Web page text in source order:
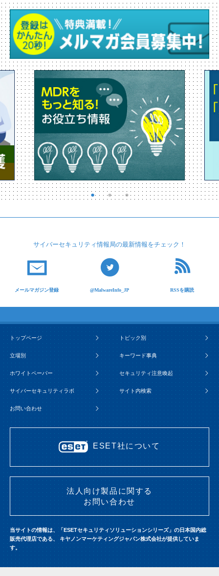
サイバーセキュリティ情報局の最新情報をチェック！
メールマガジン登録 @MalwareInfo_JP RSSを購読
トップページ トピック別
立場別 キーワード事典
ホワイトペーパー セキュリティ注意喚起
サイバーセキュリティラボ サイト内検索
お問い合わせ
ESET社について
法人向け製品に関する
お問い合わせ
当サイトの情報は、「ESETセキュリティソリューションシリーズ」の日本国内総
販売代理店である、 キヤノンマーケティングジャパン株式会社が提供していま
す。